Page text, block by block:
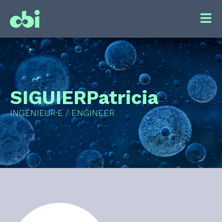
SIGUIERPatricia
INGÉNIEUR·E / ENGINEER